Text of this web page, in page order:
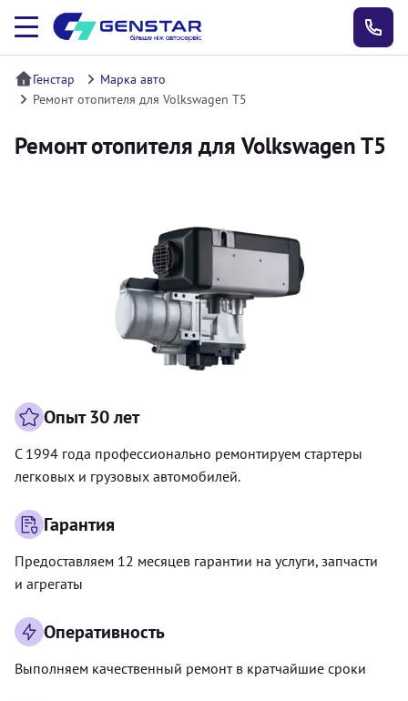
Генстар
Марка авто
Ремонт отопителя для Volkswagen T5
Ремонт отопителя для Volkswagen T5
Опыт 30 лет
С 1994 года профессионально ремонтируем стартеры
легковых и грузовых автомобилей.
Гарантия
Предоставляем 12 месяцев гарантии на услуги, запчасти
и агрегаты
Оперативность
Выполняем качественный ремонт в кратчайшие сроки